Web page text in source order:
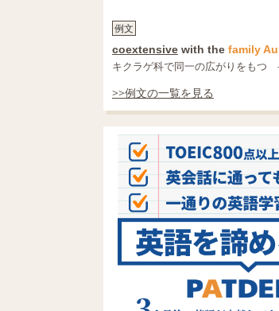
例文
coextensive with the family
キクラゲ科で同一の広がりをもつ
>>例文の一覧を見る